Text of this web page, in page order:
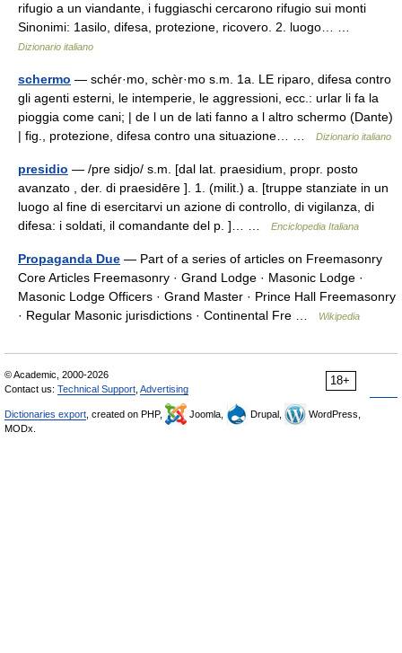
rifugio a un viandante, i fuggiaschi cercarono rifugio sui monti
Sinonimi: 1asilo, difesa, protezione, ricovero. 2. luogo… …
Dizionario italiano
schermo — schér·mo, schèr·mo s.m. 1a. LE riparo, difesa contro
gli agenti esterni, le intemperie, le aggressioni, ecc.: urlar li fa la
pioggia come cani; | de l un de lati fanno a l altro schermo (Dante)
| fig., protezione, difesa contro una situazione… …
Dizionario italiano
presidio — /pre sidjo/ s.m. [dal lat. praesidium, propr. posto
avanzato , der. di praesidēre ]. 1. (milit.) a. [truppe stanziate in un
luogo al fine di esercitarvi un azione di controllo, di vigilanza, di
difesa: i soldati, il comandante del p. ]… …
Enciclopedia Italiana
Propaganda Due — Part of a series of articles on Freemasonry
Core Articles Freemasonry · Grand Lodge · Masonic Lodge ·
Masonic Lodge Officers · Grand Master · Prince Hall Freemasonry
· Regular Masonic jurisdictions · Continental Fre …
Wikipedia
18+
© Academic, 2000-2026
Contact us: Technical Support Advertising
Dictionaries export , created on PHP, Joomla, Drupal,
WordPress,
MODx.